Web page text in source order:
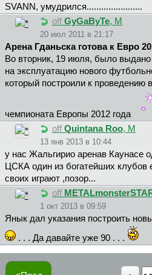
SVANN, умудрился.......................
off GyGaByTe, М
20 июл 2011 в 21:17
Арена Гданьска готова к Евро
Во вторник, 19 июля, было
на эксплуатацию нового
который построили к проведению
чемпионата Европы 2012 года
off Quintana Roo, М
13 янв 2013 в 10:44
у нас Жальгирио аренав Каунасе
ЦСКА один из богатейших клубов
своих играют ,позор...
off
1 окт 2013 в 09:59
Янык дал указания построить
. . . Да давайте уже 90 . . .